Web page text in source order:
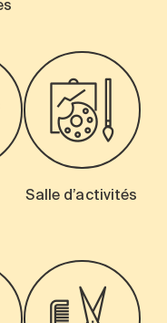
Salle d’activités